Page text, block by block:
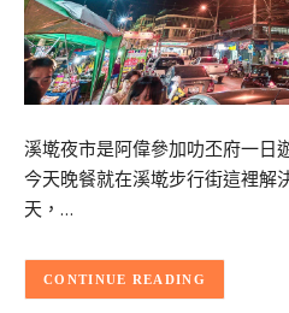
溪墘夜市是阿偉參加叻丕府一日
今天晚餐就在溪墘步行街這裡解
天，…
CONTINUE READING